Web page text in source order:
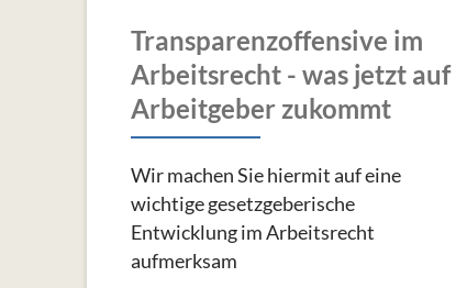
Transparenzoffensive im
Arbeitsrecht - was jetzt auf
Arbeitgeber zukommt
Wir machen Sie hiermit auf eine
wichtige gesetzgeberische
Entwicklung im Arbeitsrecht
aufmerksam